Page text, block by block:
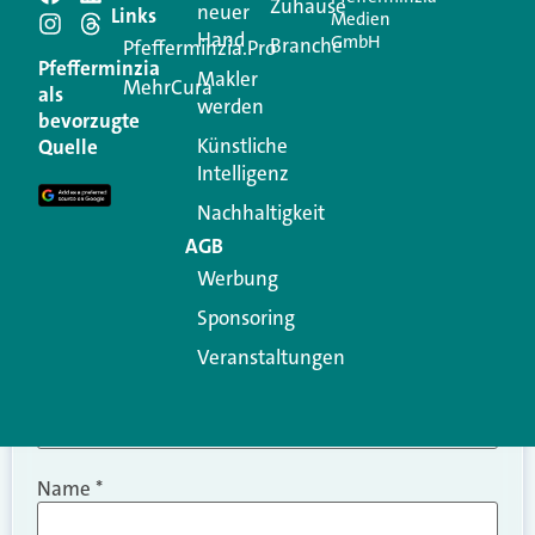
Schreiben Sie einen
Kommentar
Ihre E-Mail-Adresse wird nicht veröffentlicht.
Erforderliche Felder sind mit
Kommentar
Name *
Pfefferminzia
als
bevorzugte
Quelle
Links
Pfefferminzia.Pro
MehrCura
neuer
Hand
Makler
werden
Künstliche
Intelligenz
Nachhaltigkeit
AGB
Werbung
Sponsoring
Veranstaltungen
Zuhause
Branche
Medien
GmbH